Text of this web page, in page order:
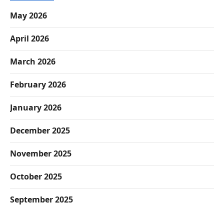
May 2026
April 2026
March 2026
February 2026
January 2026
December 2025
November 2025
October 2025
September 2025